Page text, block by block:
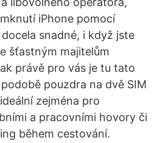
iPhone pomocí
snadné, i když jste
šťastným majitelům
právě pro vás je tu tato
pouzdra na dvě SIM
zejména pro
a pracovními hovory či
během cestování.